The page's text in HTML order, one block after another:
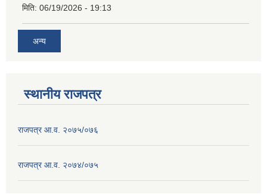
मिति: 06/19/2026 - 19:13
अन्य
स्थानीय राजपत्र
राजपत्र आ.व. २०७५/०७६
राजपत्र आ.व. २०७४/०७५